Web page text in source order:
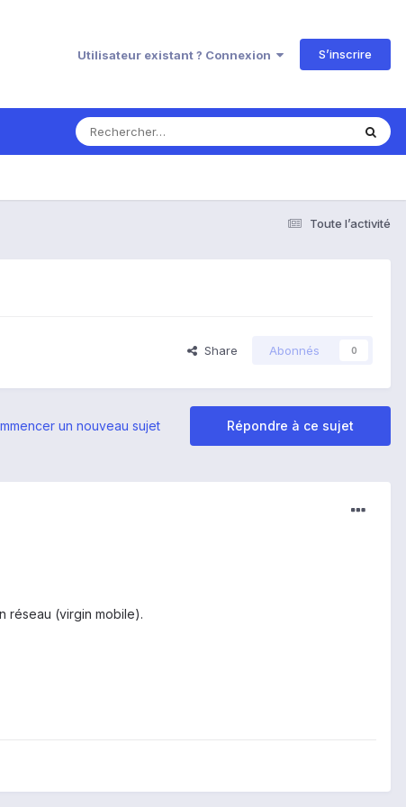
Utilisateur existant ? Connexion S’inscrire
Toute l’activité
Share Abonnés 0
Répondre à ce sujet
un nouveau sujet
réseau (virgin mobile).